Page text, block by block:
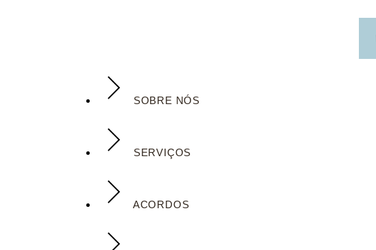
SOBRE NÓS
SERVIÇOS
ACORDOS